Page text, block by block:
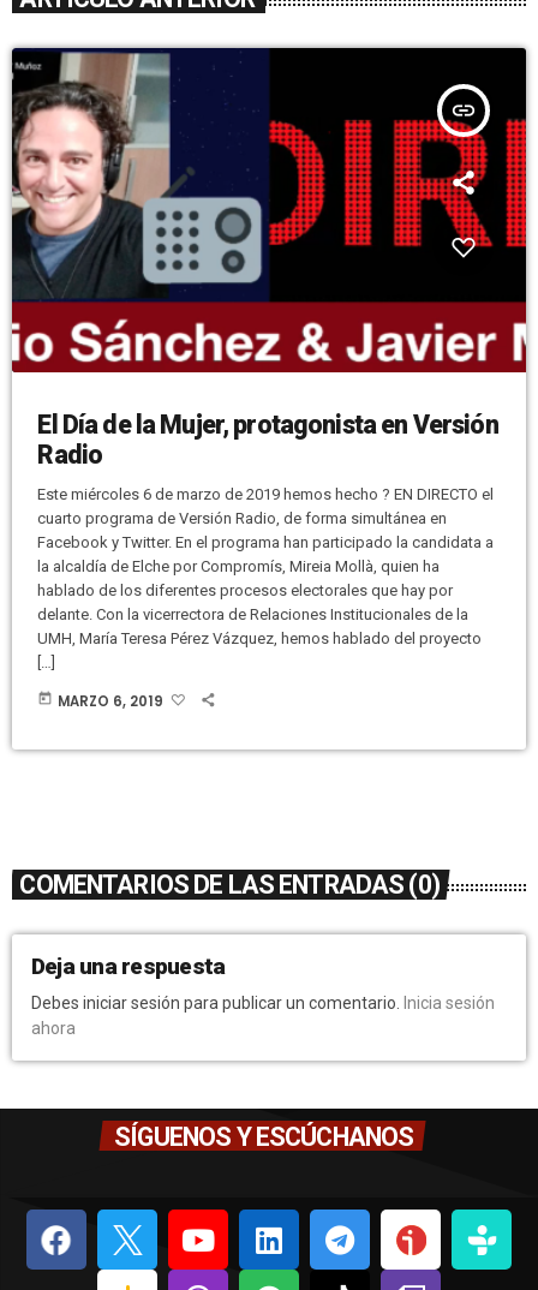
insert_link
El Día de la Mujer, protagonista en Versión
Radio
Este miércoles 6 de marzo de 2019 hemos hecho ? EN DIRECTO el
cuarto programa de Versión Radio, de forma simultánea en
Facebook y Twitter. En el programa han participado la candidata a
la alcaldía de Elche por Compromís, Mireia Mollà, quien ha
hablado de los diferentes procesos electorales que hay por
delante. Con la vicerrectora de Relaciones Institucionales de la
UMH, María Teresa Pérez Vázquez, hemos hablado del proyecto
today MARZO 6, 2019
COMENTARIOS DE LAS ENTRADAS (0)
Deja una respuesta
Debes iniciar sesión para publicar un comentario. Inicia sesión
ahora
SÍGUENOS Y ESCÚCHANOS